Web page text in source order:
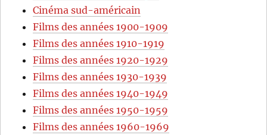
Cinéma sud-américain
Films des années 1900-1909
Films des années 1910-1919
Films des années 1920-1929
Films des années 1930-1939
Films des années 1940-1949
Films des années 1950-1959
Films des années 1960-1969